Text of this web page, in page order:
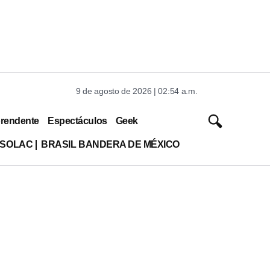
9 de agosto de 2026 | 02:54 a.m.
Espectáculos Geek
BRASIL BANDERA DE MÉXICO